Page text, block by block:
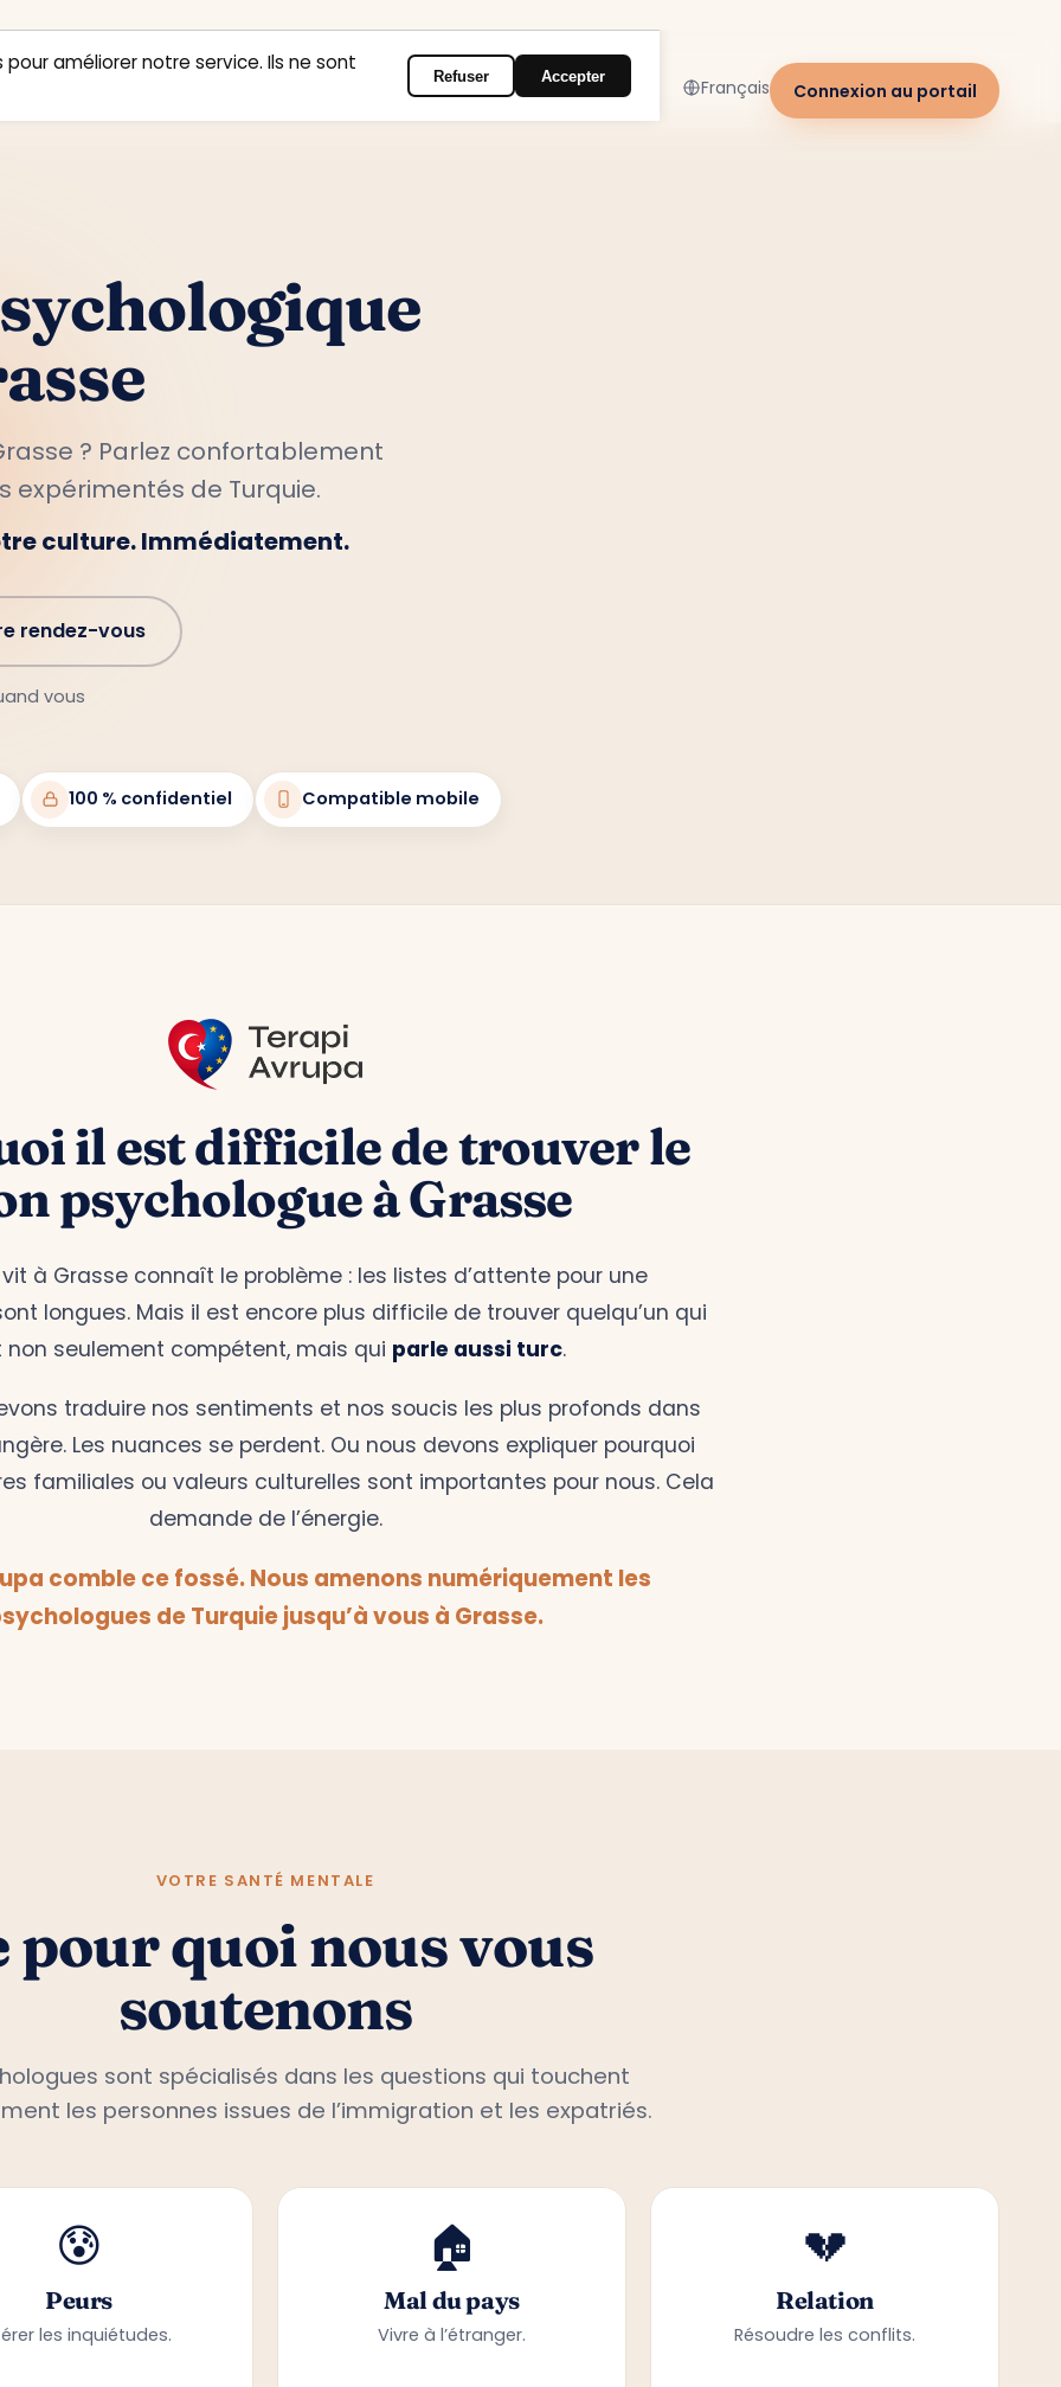
AccueilDomaines d’interventionPsychologuesContact Connexion au portail
? Parlez confortablement
de Turquie.
culture. Immédiatement.
rendez-vous
vous
100 % confidentiel Compatible mobile
il est difficile de trouver le
psychologue à Grasse
à Grasse connaît le problème : les listes d’attente pour une
longues. Mais il est encore plus difficile de trouver quelqu’un qui
non seulement compétent, mais qui parle aussi turc.
traduire nos sentiments et nos soucis les plus profonds dans
Les nuances se perdent. Ou nous devons expliquer pourquoi
familiales ou valeurs culturelles sont importantes pour nous. Cela
demande de l’énergie.
comble ce fossé. Nous amenons numériquement les
de Turquie jusqu’à vous à Grasse.
VOTRE SANTÉ MENTALE
pour quoi nous vous
soutenons
sont spécialisés dans les questions qui touchent
les personnes issues de l’immigration et les expatriés.
😰
Peurs
les inquiétudes.
🏠
Mal du pays
Vivre à l’étranger.
💔
Relation
Résoudre les conflits.
améliorer notre service. Ils ne sont